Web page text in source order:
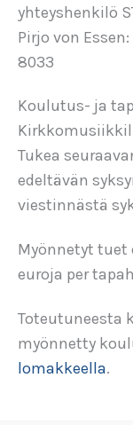
yhteyshenkilö
Pirjo von
8033
Koulutus- ja
Tukea
edeltävän
viestinnästä
Myönnetyt
euroja per
Toteutuneesta
myönnetty
lomakkeella.